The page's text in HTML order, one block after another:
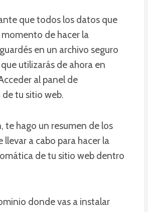
que todos los datos que
momento de hacer la
en un archivo seguro
utilizarás de ahora en
al panel de
tu sitio web.
te hago un resumen de los
llevar a cabo para hacer la
de tu sitio web dentro
donde vas a instalar